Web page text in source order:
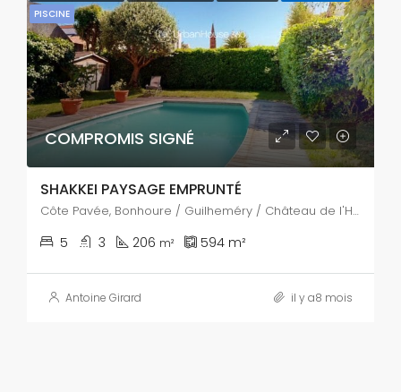
PISCINE
COMPROMIS SIGNÉ
SHAKKEI PAYSAGE EMPRUNTÉ
Côte Pavée, Bonhoure / Guilheméry / Château de l'Hers / Limayrac / Côte Pavée, Toulouse, Haute-Garonne, Occitanie, France métropolitaine, 31400, France
5 3 206 m² 594 m²
Antoine Girard il y a8 mois